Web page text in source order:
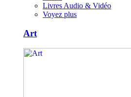
Livres Audio & Vidéo
Voyez plus
Art